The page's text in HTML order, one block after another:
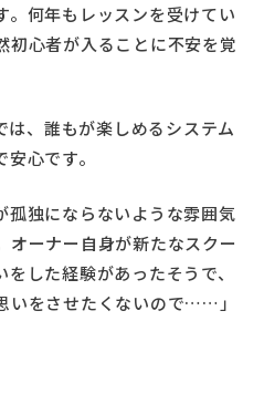
。何年もレッスンを受けてい
初心者が入ることに不安を覚
は、誰もが楽しめるシステム
心です。
孤独にならないような雰囲気
オーナー自身が新たなスクー
した経験があったそうで、
いをさせたくないので……」